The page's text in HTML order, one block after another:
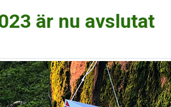
är nu avslutat